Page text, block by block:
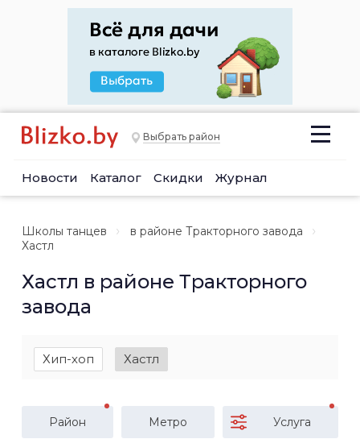
Выбрать район
Новости Каталог Скидки Журнал
Школы танцев
в районе Тракторного завода
Хастл
Хастл в районе Тракторного
завода
Хип-хоп Хастл
Район Метро Услуга